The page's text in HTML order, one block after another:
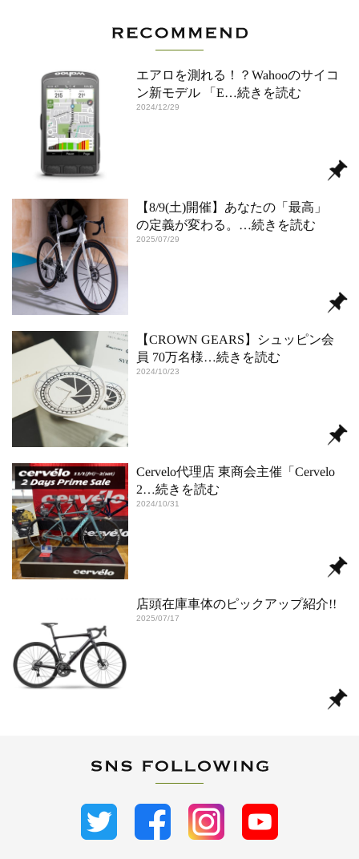
エアロを測れる！？Wahooのサイコ
ン新モデル 「E…続きを読む
2024/12/29
【8/9(土)開催】あなたの「最高」
の定義が変わる。 …続きを読む
2025/07/29
【CROWN GEARS】シュッピン会
員 70万名様…続きを読む
2024/10/23
Cervelo代理店 東商会主催「Cervelo
2…続きを読む
2024/10/31
店頭在庫車体のピックアップ紹介!!
2025/07/17